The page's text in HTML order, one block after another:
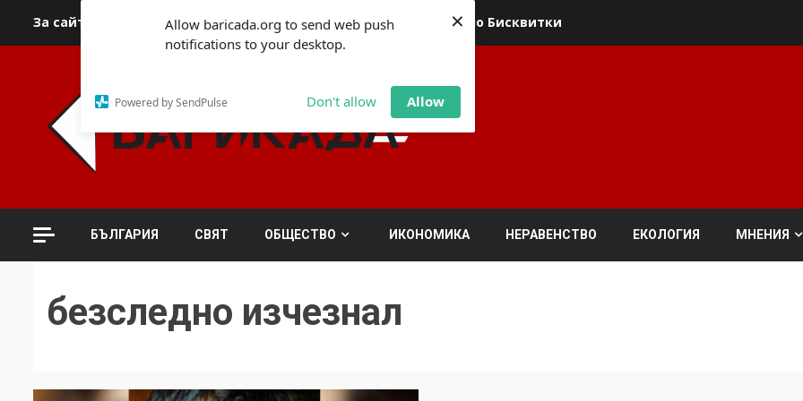
Allow baricada.org to send web push
notifications to your desktop.
Powered by SendPulse Don't allow Allow
×
За сайта За контакти За реклама Политика относно Бисквитки
БЪЛГАРИЯ СВЯТ ОБЩЕСТВО ИКОНОМИКА НЕРАВЕНСТВО ЕКОЛОГИЯ МНЕНИЯ
безследно изчезнал